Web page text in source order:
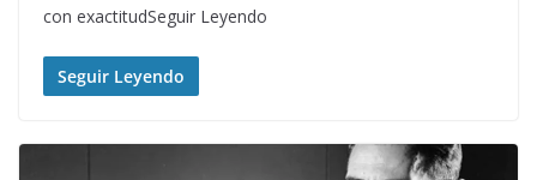
con exactitudSeguir Leyendo
Seguir Leyendo